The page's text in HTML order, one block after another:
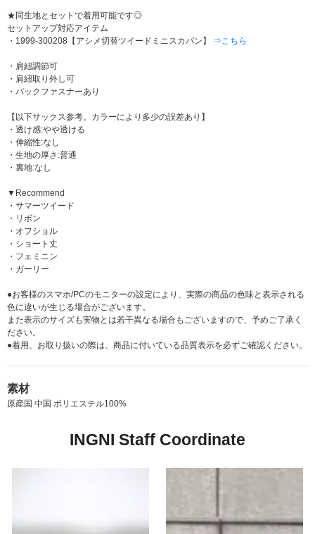
★同生地とセットで着用可能です◎
セットアップ対応アイテム
・1999-300208【アシメ切替ツイードミニスカパン】 ⇒こちら
・肩紐調節可
・肩紐取り外し可
・バックファスナーあり
【以下サックス参考。カラーにより多少の誤差あり】
・透け感:やや透ける
・伸縮性:なし
・生地の厚さ:普通
・裏地:なし
▼Recommend
・サマーツイード
・リボン
・オフショル
・ショート丈
・フェミニン
・ガーリー
●お客様のスマホ/PCのモニターの設定により、実際の商品の色味と表示される
色に違いが生じる場合がございます。
また表示のサイズも実物とは若干異なる場合もございますので、予めご了承く
ださい。
●着用、お取り扱いの際は、商品に付いている品質表示を必ずご確認ください。
素材
原産国 中国 ポリエステル100%
INGNI Staff Coordinate